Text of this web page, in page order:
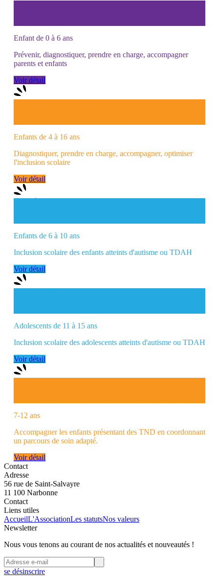
Enfant de 0 à 6 ans
Prévenir, diagnostiquer, prendre en charge, accompagner
parents et enfants
Voir détail
Enfants de 4 à 16 ans
Diagnostiquer, prendre en charge, accompagner, optimiser
l'inclusion scolaire
Voir détail
Enfants de 6 à 10 ans
Inclusion scolaire des enfants atteints d'autisme ou TDAH
Voir détail
Adolescents de 11 à 15 ans
Inclusion scolaire des adolescents atteints d'autisme ou TDAH
Voir détail
7-12 ans
Accompagner les enfants présentant des TND en coordonnant
un parcours de soin adapté.
Voir détail
Contact
Adresse
56 rue de Saint-Salvayre
11 100 Narbonne
Contact
Liens utiles
AccueilL'AssociationLes statutsNos valeurs
Newsletter
Nous vous tenons au courant de nos actualités et nouveautés !
se désinscrire